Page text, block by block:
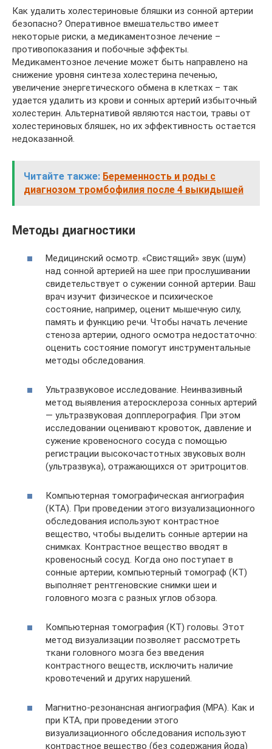
Как удалить холестериновые бляшки из сонной артерии
безопасно? Оперативное вмешательство имеет
некоторые риски, а медикаментозное лечение –
противопоказания и побочные эффекты.
Медикаментозное лечение может быть направлено на
снижение уровня синтеза холестерина печенью,
увеличение энергетического обмена в клетках – так
удается удалить из крови и сонных артерий избыточный
холестерин. Альтернативой являются настои, травы от
холестериновых бляшек, но их эффективность остается
недоказанной.
Читайте также: Беременность и роды с
диагнозом тромбофилия после 4 выкидышей
Методы диагностики
Медицинский осмотр. «Свистящий» звук (шум)
над сонной артерией на шее при прослушивании
свидетельствует о сужении сонной артерии. Ваш
врач изучит физическое и психическое
состояние, например, оценит мышечную силу,
память и функцию речи. Чтобы начать лечение
стеноза артерии, одного осмотра недостаточно:
оценить состояние помогут инструментальные
методы обследования.
Ультразвуковое исследование. Неинвазивный
метод выявления атеросклероза сонных артерий
— ультразвуковая допплерография. При этом
исследовании оценивают кровоток, давление и
сужение кровеносного сосуда с помощью
регистрации высокочастотных звуковых волн
(ультразвука), отражающихся от эритроцитов.
Компьютерная томографическая ангиография
(КТА). При проведении этого визуализационного
обследования используют контрастное
вещество, чтобы выделить сонные артерии на
снимках. Контрастное вещество вводят в
кровеносный сосуд. Когда оно поступает в
сонные артерии, компьютерный томограф (КТ)
выполняет рентгеновские снимки шеи и
головного мозга с разных углов обзора.
Компьютерная томография (КТ) головы. Этот
метод визуализации позволяет рассмотреть
ткани головного мозга без введения
контрастного веществ, исключить наличие
кровотечений и других нарушений.
Магнитно-резонансная ангиография (МРА). Как и
при КТА, при проведении этого
визуализационного обследования используют
контрастное вещество (без содержания йода)